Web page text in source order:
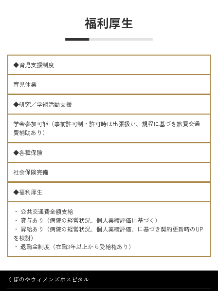
福利厚生
◆育児支援制度
育児休業
◆研究／学術活動支援
学会参加可能（事前許可制・許可時は出張扱い、規程に基づき旅費交通
費補助あり）
◆各種保険
社会保険完備
◆福利厚生
・ 公共交通費全額支給
・ 賞与あり（病院の経営状況、個人業績評価に基づく）
・ 昇給あり（病院の経営状況、個人業績評価、に基づき契約更新時のUP
を検討）
・ 退職金制度（在職3年以上から受給権あり）
くぼのやウィメンズホスピタル